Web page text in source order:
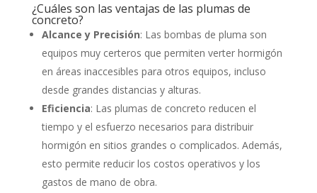
¿Cuáles son las ventajas de las plumas de
concreto?
Alcance y Precisión: Las bombas de pluma son
equipos muy certeros que permiten verter hormigón
en áreas inaccesibles para otros equipos, incluso
desde grandes distancias y alturas.
Eficiencia: Las plumas de concreto reducen el
tiempo y el esfuerzo necesarios para distribuir
hormigón en sitios grandes o complicados. Además,
esto permite reducir los costos operativos y los
gastos de mano de obra.